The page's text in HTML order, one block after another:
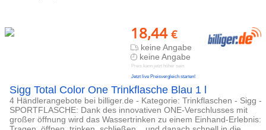
18,44 €
keine Angabe
keine Angabe
Preis kann jetzt höher sein
Jetzt live Preisvergleich starten!
Sigg Total Color One Trinkflasche Blau 1 l
4 Händlerangebote bei billiger.de - Kategorie: Trinkflaschen - Sigg -
SPORTFLASCHE: Dank des innovativen ONE-Verschlusses mit
großer öffnung wird das Wassertrinken zu einem Einhand-Erlebnis: